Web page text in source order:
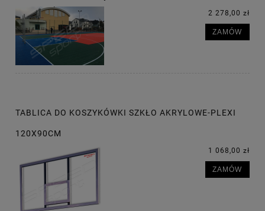
2 278,00 zł
ZAMÓW
TABLICA DO KOSZYKÓWKI SZKŁO AKRYLOWE-PLEXI
120X90CM
1 068,00 zł
ZAMÓW